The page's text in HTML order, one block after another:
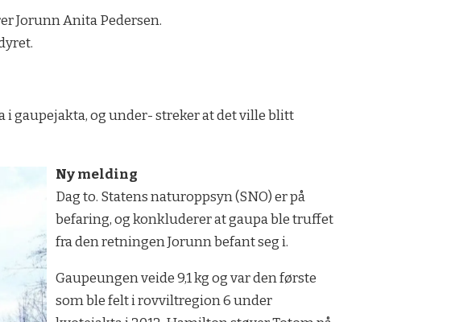
Jorunn Anita Pedersen.
i gaupejakta, og under- streker at det ville blitt
Ny melding
Dag to. Statens naturoppsyn (SNO) er på
befaring, og konkluderer at gaupa ble truffet
fra den retningen Jorunn befant seg i.
Gaupeungen veide 9,1 kg og var den første
som ble felt i rovviltregion 6 under